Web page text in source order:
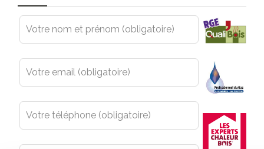
Leave
this
field
blank